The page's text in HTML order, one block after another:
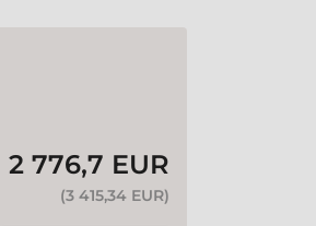
2 776,7 EUR
(3 415,34 EUR)